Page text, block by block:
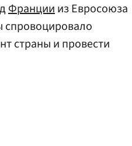
Франциииз Евросоюза
спровоцировало
страны и провести